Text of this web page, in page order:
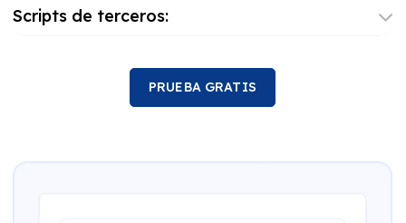
Scripts de terceros:
PRUEBA GRATIS